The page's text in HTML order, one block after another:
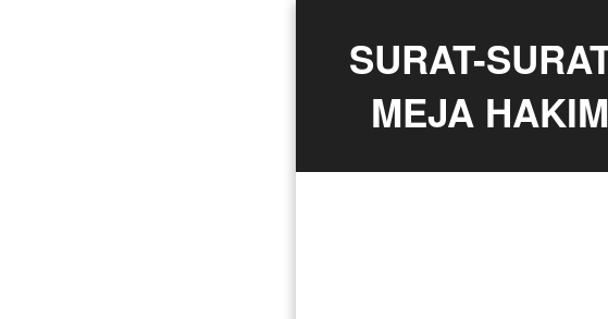
SURAT-
MEJA